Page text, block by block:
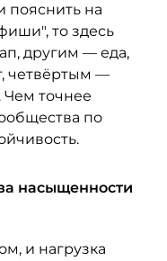
пояснить на
то здесь
другим — еда,
четвёртым —
Чем точнее
по
насыщенности
и нагрузка